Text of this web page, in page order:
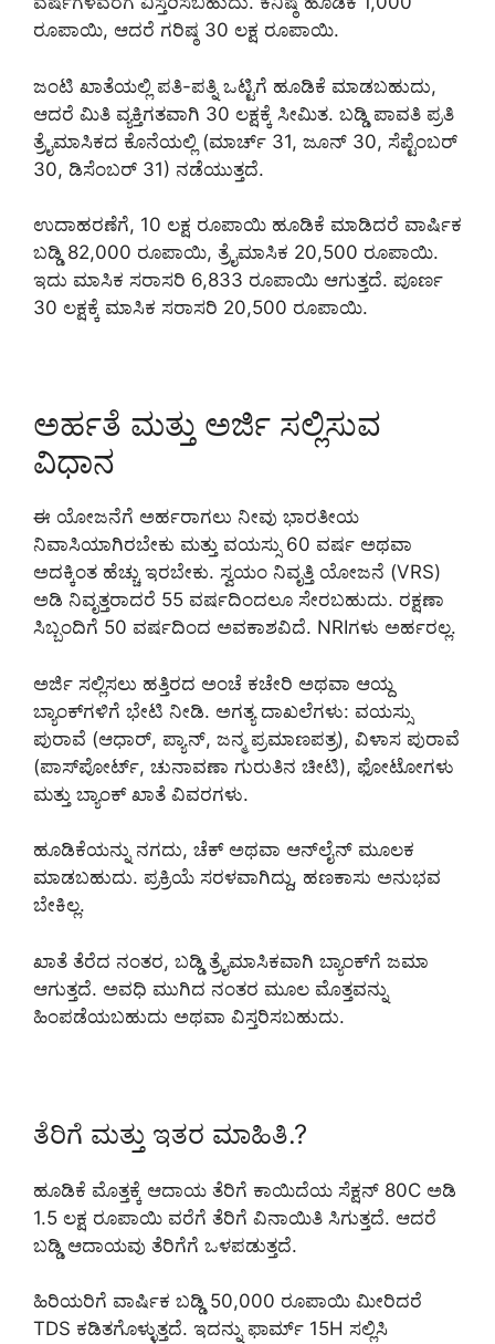
ರೂಪಾಯಿ, ಆದರೆ ಗರಿಷ್ಠ 30 ಲಕ್ಷ ರೂಪಾಯಿ.
ಜಂಟಿ ಖಾತೆಯಲ್ಲಿ ಪತಿ-ಪತ್ನಿ ಒಟ್ಟಿಗೆ ಹೂಡಿಕೆ ಮಾಡಬಹುದು,
ಆದರೆ ಮಿತಿ ವ್ಯಕ್ತಿಗತವಾಗಿ 30 ಲಕ್ಷಕ್ಕೆ ಸೀಮಿತ. ಬಡ್ಡಿ ಪಾವತಿ ಪ್ರತಿ
ತ್ರೈಮಾಸಿಕದ ಕೊನೆಯಲ್ಲಿ (ಮಾರ್ಚ್ 31, ಜೂನ್ 30, ಸೆಪ್ಟೆಂಬರ್
30, ಡಿಸೆಂಬರ್ 31) ನಡೆಯುತ್ತದೆ.
ಉದಾಹರಣೆಗೆ, 10 ಲಕ್ಷ ರೂಪಾಯಿ ಹೂಡಿಕೆ ಮಾಡಿದರೆ ವಾರ್ಷಿಕ
ಬಡ್ಡಿ 82,000 ರೂಪಾಯಿ, ತ್ರೈಮಾಸಿಕ 20,500 ರೂಪಾಯಿ.
ಇದು ಮಾಸಿಕ ಸರಾಸರಿ 6,833 ರೂಪಾಯಿ ಆಗುತ್ತದೆ. ಪೂರ್ಣ
30 ಲಕ್ಷಕ್ಕೆ ಮಾಸಿಕ ಸರಾಸರಿ 20,500 ರೂಪಾಯಿ.
ಅರ್ಹತೆ ಮತ್ತು ಅರ್ಜಿ ಸಲ್ಲಿಸುವ
ವಿಧಾನ
ಈ ಯೋಜನೆಗೆ ಅರ್ಹರಾಗಲು ನೀವು ಭಾರತೀಯ
ನಿವಾಸಿಯಾಗಿರಬೇಕು ಮತ್ತು ವಯಸ್ಸು 60 ವರ್ಷ ಅಥವಾ
ಅದಕ್ಕಿಂತ ಹೆಚ್ಚು ಇರಬೇಕು. ಸ್ವಯಂ ನಿವೃತ್ತಿ ಯೋಜನೆ (VRS)
ಅಡಿ ನಿವೃತ್ತರಾದರೆ 55 ವರ್ಷದಿಂದಲೂ ಸೇರಬಹುದು. ರಕ್ಷಣಾ
ಸಿಬ್ಬಂದಿಗೆ 50 ವರ್ಷದಿಂದ ಅವಕಾಶವಿದೆ. NRIಗಳು ಅರ್ಹರಲ್ಲ.
ಅರ್ಜಿ ಸಲ್ಲಿಸಲು ಹತ್ತಿರದ ಅಂಚೆ ಕಚೇರಿ ಅಥವಾ ಆಯ್ದ
ಬ್ಯಾಂಕ್‌ಗಳಿಗೆ ಭೇಟಿ ನೀಡಿ. ಅಗತ್ಯ ದಾಖಲೆಗಳು: ವಯಸ್ಸು
ಪುರಾವೆ (ಆಧಾರ್, ಪ್ಯಾನ್, ಜನ್ಮ ಪ್ರಮಾಣಪತ್ರ), ವಿಳಾಸ ಪುರಾವೆ
(ಪಾಸ್‌ಪೋರ್ಟ್, ಚುನಾವಣಾ ಗುರುತಿನ ಚೀಟಿ), ಫೋಟೋಗಳು
ಮತ್ತು ಬ್ಯಾಂಕ್ ಖಾತೆ ವಿವರಗಳು.
ಹೂಡಿಕೆಯನ್ನು ನಗದು, ಚೆಕ್ ಅಥವಾ ಆನ್‌ಲೈನ್ ಮೂಲಕ
ಮಾಡಬಹುದು. ಪ್ರಕ್ರಿಯೆ ಸರಳವಾಗಿದ್ದು, ಹಣಕಾಸು ಅನುಭವ
ಬೇಕಿಲ್ಲ.
ಖಾತೆ ತೆರೆದ ನಂತರ, ಬಡ್ಡಿ ತ್ರೈಮಾಸಿಕವಾಗಿ ಬ್ಯಾಂಕ್‌ಗೆ ಜಮಾ
ಆಗುತ್ತದೆ. ಅವಧಿ ಮುಗಿದ ನಂತರ ಮೂಲ ಮೊತ್ತವನ್ನು
ಹಿಂಪಡೆಯಬಹುದು ಅಥವಾ ವಿಸ್ತರಿಸಬಹುದು.
ತೆರಿಗೆ ಮತ್ತು ಇತರ ಮಾಹಿತಿ.?
ಹೂಡಿಕೆ ಮೊತ್ತಕ್ಕೆ ಆದಾಯ ತೆರಿಗೆ ಕಾಯಿದೆಯ ಸೆಕ್ಷನ್ 80C ಅಡಿ
1.5 ಲಕ್ಷ ರೂಪಾಯಿ ವರೆಗೆ ತೆರಿಗೆ ವಿನಾಯಿತಿ ಸಿಗುತ್ತದೆ. ಆದರೆ
ಬಡ್ಡಿ ಆದಾಯವು ತೆರಿಗೆಗೆ ಒಳಪಡುತ್ತದೆ.
ಹಿರಿಯರಿಗೆ ವಾರ್ಷಿಕ ಬಡ್ಡಿ 50,000 ರೂಪಾಯಿ ಮೀರಿದರೆ
TDS ಕಡಿತಗೊಳ್ಳುತ್ತದೆ. ಇದನ್ನು ಫಾರ್ಮ್ 15H ಸಲ್ಲಿಸಿ